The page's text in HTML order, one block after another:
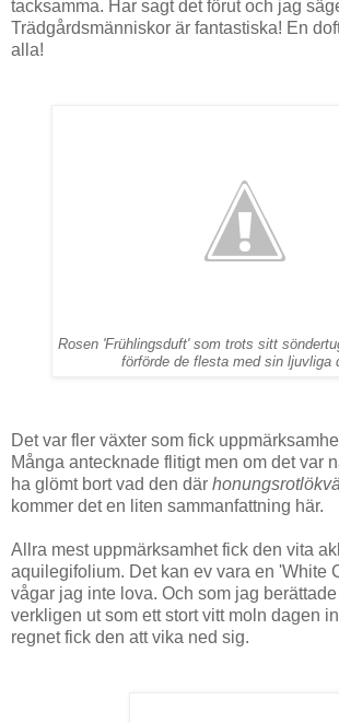
tacksamma. Har sagt det förut och jag
Trädgårdsmänniskor är fantastiska! En
alla!
Rosen 'Frühlingsduft' som trots sitt
förförde de flesta med sin ljuvliga
Det var fler växter som fick
Många antecknade flitigt men om det var
ha glömt bort vad den där
kommer det en liten sammanfattning här.
Allra mest uppmärksamhet fick den vita
aquilegifolium. Det kan ev vara en 'White
vågar jag inte lova. Och som jag
verkligen ut som ett stort vitt moln dagen
regnet fick den att vika ned sig.